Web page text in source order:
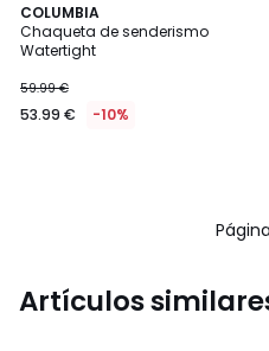
COLUMBIA
Chaqueta de senderismo
Watertight
€
en
aplicado.
59.99 €
53.99 € -10%
Artículos